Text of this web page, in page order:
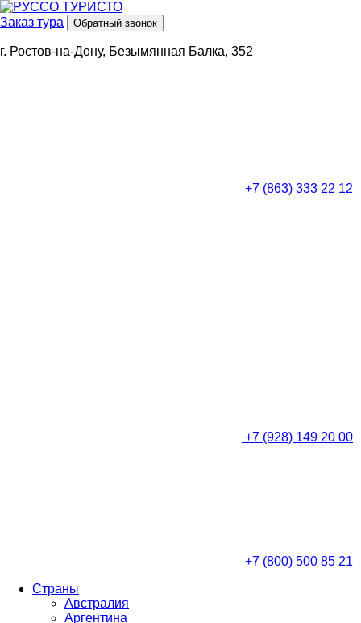
Заказ тура Обратный звонок
г. Ростов-на-Дону, Безымянная Балка, 352
+7 (863) 333 22 12
+7 (928) 149 20 00
+7 (800) 500 85 21
Страны
Австралия
Аргентина